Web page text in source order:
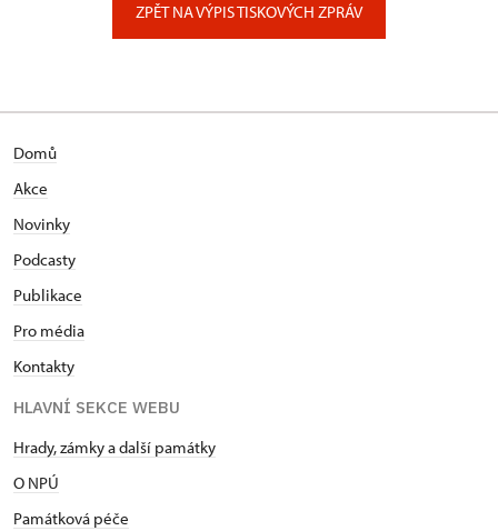
ZPĚT NA VÝPIS TISKOVÝCH ZPRÁV
Domů
Akce
Novinky
Podcasty
Publikace
Pro média
Kontakty
HLAVNÍ SEKCE WEBU
Hrady, zámky a další památky
O NPÚ
Památková péče